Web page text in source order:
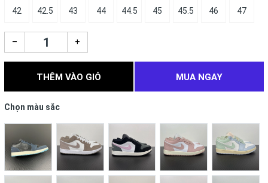
42 42.5 43 44 44.5 45 45.5 46 47
– +
THÊM VÀO GIỎ MUA NGAY
Chọn màu sắc